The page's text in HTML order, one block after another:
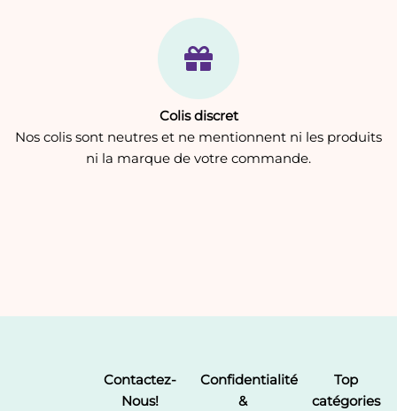
Colis discret
Nos colis sont neutres et ne mentionnent ni les produits
ni la marque de votre commande.
Contactez-
Nous!
Confidentialité
&
Top
catégories